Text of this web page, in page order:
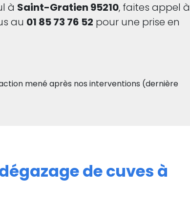
à Saint-Gratien 95210, faites appel à
au 01 85 73 76 52 pour une prise en
mené après nos interventions (dernière
de cuves à